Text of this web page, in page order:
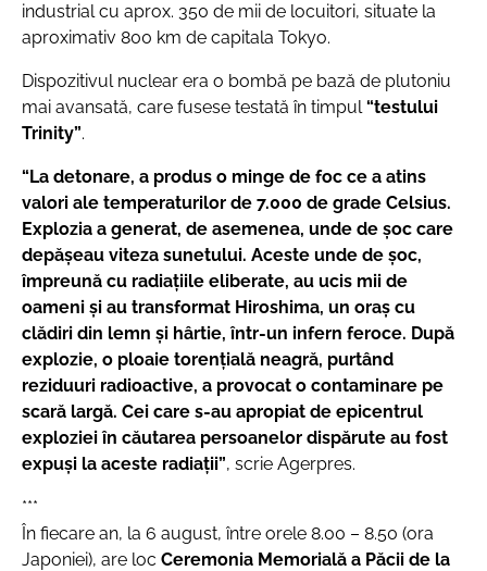
industrial cu aprox. 350 de mii de locuitori, situate la
aproximativ 800 km de capitala Tokyo.
Dispozitivul nuclear era o bombă pe bază de plutoniu
mai avansată, care fusese testată în timpul“testului
Trinity”.
“La detonare, a produs o minge de foc ce a atins
valori ale temperaturilor de 7.000 de grade Celsius.
Explozia a generat, de asemenea, unde de șoc care
depășeau viteza sunetului. Aceste unde de șoc,
împreună cu radiațiile eliberate, au ucis mii de
oameni și au transformat Hiroshima, un oraș cu
clădiri din lemn și hârtie, într-un infern feroce. După
explozie, o ploaie torențială neagră, purtând
reziduuri radioactive, a provocat o contaminare pe
scară largă. Cei care s-au apropiat de epicentrul
exploziei în căutarea persoanelor dispărute au fost
expuși la aceste radiații”, scrie Agerpres.
***
În fiecare an, la 6 august, între orele 8.00 – 8.50 (ora
Japoniei), are loc Ceremonia Memorială a Păcii de la